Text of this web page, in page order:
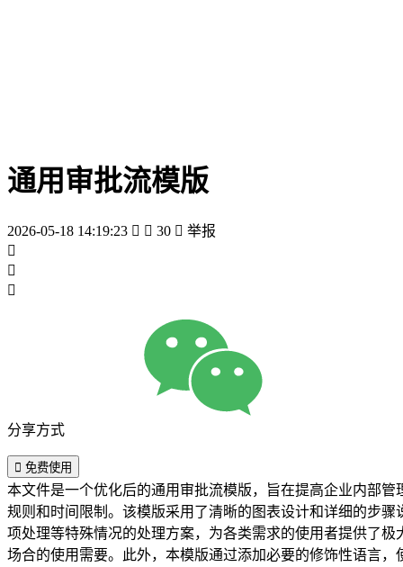
通用审批流模版
2026-05-18 14:19:23   30  举报



分享方式
 免费使用
本文件是一个优化后的通用审批流模版，旨在提高企业内部
规则和时间限制。该模版采用了清晰的图表设计和详细的步骤说明，以确保审批流程的标准化和一致性。 该
项处理等特殊情况的处理方案，为各类需求的使用者提供了极大的便利。 模版采用了编辑友好的PDF格式，保证了文档的可读性和可编辑性，同时也适合打印
场合的使用需要。此外，本模版通过添加必要的修饰性语言，使得文档表